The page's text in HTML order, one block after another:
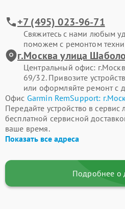
+7 (495) 023-96-71
Свяжитесь с нами любым
поможем с ремонтом
г.Москва улица
Центральный офис:
69/32. Привозите
или оформляйте ремонт с
Офис Garmin RemSupport:
Передайте устройство в сервис
бесплатной сервисной
ваше время.
Показать все адреса
Подробнее о